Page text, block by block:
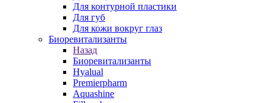
Для контурной пластики
Для губ
Для кожи вокруг глаз
Биоревитализанты
Назад
Биоревитализанты
Hyalual
Premierpharm
Aquashine